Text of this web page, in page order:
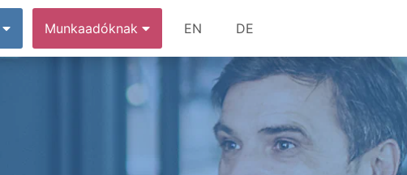
Munkaadóknak EN DE